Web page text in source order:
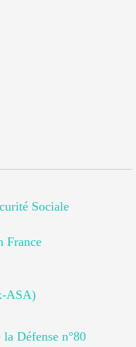
Sociale
France
ASA)
Défense n°80